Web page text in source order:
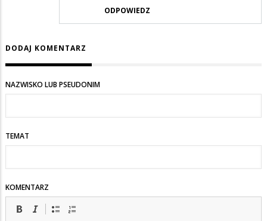
ODPOWIEDZ
DODAJ KOMENTARZ
NAZWISKO LUB PSEUDONIM
TEMAT
KOMENTARZ